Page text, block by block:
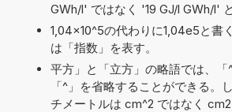
GWh/l' ではなく '19 GJ/l GWh/l'
1,04×10^5の代わりに1,04e5と書
は「指数」を表す。
平方」と「立方」の略語では、「
「^」を省略することができる。
チメートルは cm^2 ではなく